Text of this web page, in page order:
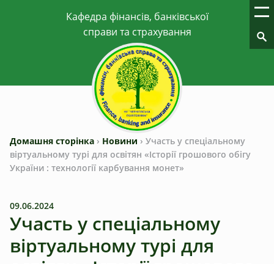
Домашня сторінка › Новини › Участь у спеціальному
віртуальному турі для освітян «Історії грошового обігу
України : технології карбування монет»
09.06.2024
Участь у спеціальному
віртуальному турі для